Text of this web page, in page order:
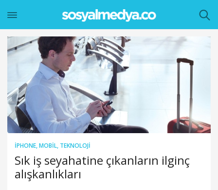
IPHONE,MOBIL, TEKNOLOJI
Sık iş seyahatine çıkanların ilginç
alışkanlıkları